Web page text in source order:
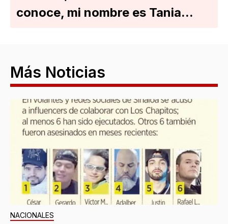
conoce, mi nombre es Tania...
Más Noticias
NACIONALES